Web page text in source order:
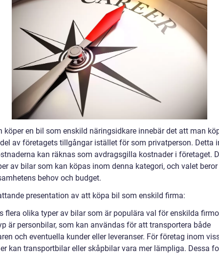
köper en bil som enskild näringsidkare innebär det att man
av företagets tillgångar istället för som privatperson. Detta
kan räknas som avdragsgilla kostnader i företaget.
av bilar som kan köpas inom denna kategori, och valet
behov och budget.
presentation av att köpa bil som enskild firma:
flera olika typer av bilar som är populära val för enskilda
är personbilar, som kan användas för att transportera både
och eventuella kunder eller leveranser. För företag inom
kan transportbilar eller skåpbilar vara mer lämpliga. Dessa